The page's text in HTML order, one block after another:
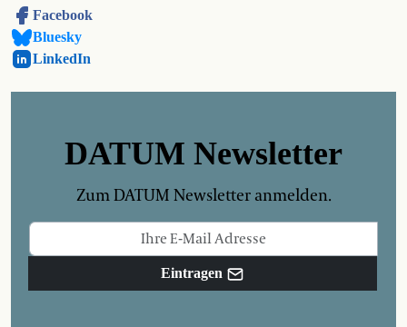
Facebook
Bluesky
LinkedIn
DATUM Newsletter
Zum DATUM Newsletter anmelden.
Eintragen